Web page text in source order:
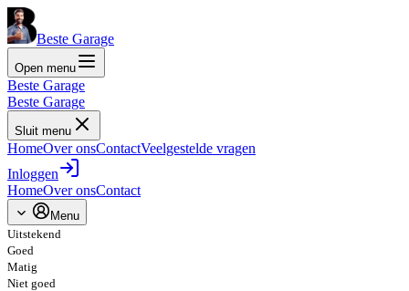
Beste Garage
Open menu
Beste Garage
Beste Garage
Sluit menu
HomeOver onsContactVeelgestelde vragen
Inloggen
HomeOver onsContact
Menu
Uitstekend
Goed
Matig
Niet goed